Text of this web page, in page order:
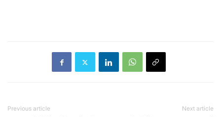
Previous article Next article